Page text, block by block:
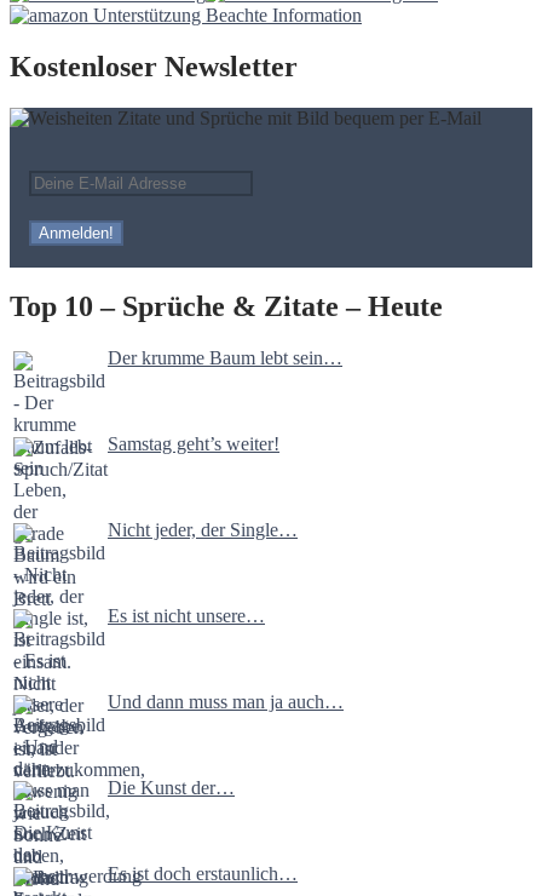
Kostenloser Newsletter
Top 10 – Sprüche & Zitate – Heute
Der krumme Baum lebt sein…
Samstag geht’s weiter!
Nicht jeder, der Single…
Es ist nicht unsere…
Und dann muss man ja auch…
Die Kunst der…
Es ist doch erstaunlich…